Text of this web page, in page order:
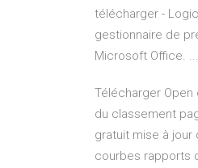
télécharger -
gestionnaire de
Microsoft Office.
Télécharger Open
du classement
gratuit mise à
courbes rapports